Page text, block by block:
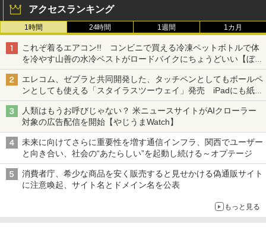
アクセスランキング
1時間 24時間 1週間 1カ月
これぞ着るエアコン!! コンビニで買える冷凍ペットボトルで体
を冷やす山善の水冷ベストがロードバイクにちょうどいい【ぼっ
ち・ざ・ろーど！その14】【空いた時間でなにしてる？】
エレコム、ゼブラと共同開発した、タッチペンとしてもボールペ
ンとしても使える「スタイラスツーウェイ」発売 iPadにも紙に
も、持ち替えずに書き込める
人類はもうお呼びじゃない？ 米ニュースサイトがAIクローラー
対象の広告配信を開始【やじうまWatch】
未来に向けてさらに重要性を増す通信インフラ、関西でユーザー
と向き合い、社会の“あたらしい”を起動し続ける～オプテージ
消費者庁、希少な商品を安く販売すると見せかける偽通販サイト
に注意喚起、サイト名とドメイン名を公表
もっと見る